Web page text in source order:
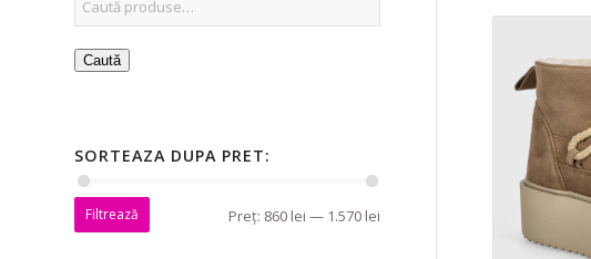
Caută
SORTEAZA DUPA PRET:
Filtrează Preț: 860 lei — 1.570 lei